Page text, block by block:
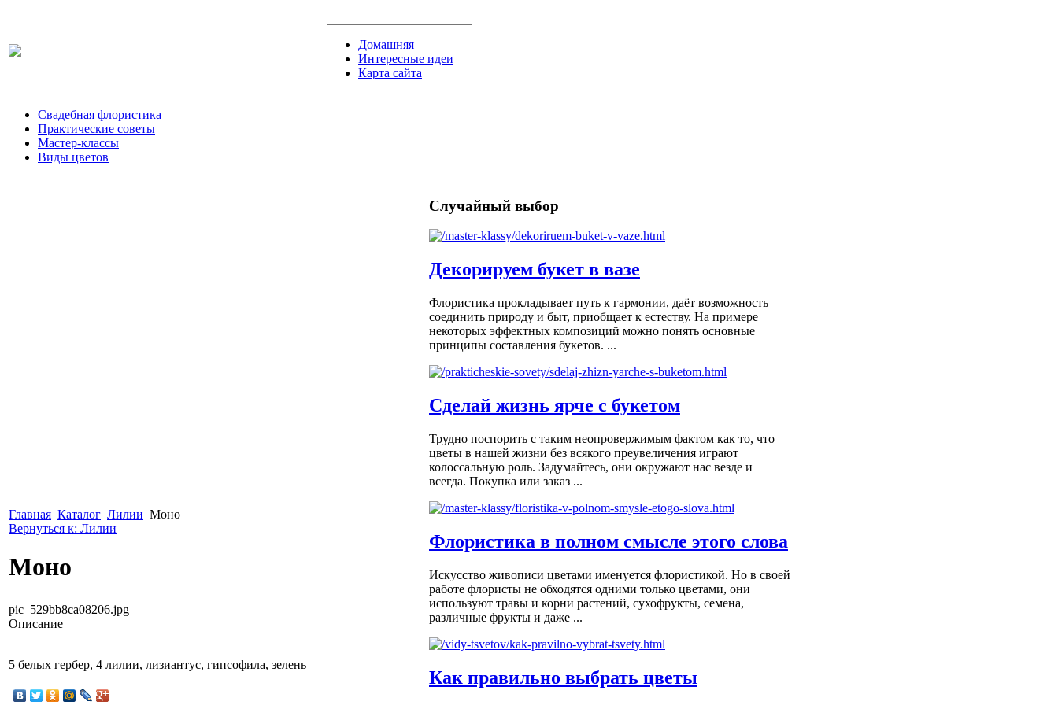
Домашняя
Интересные идеи
Карта сайта
Свадебная флористика
Практические советы
Мастер-классы
Виды цветов
Главная Каталог Лилии Моно
Вернуться к: Лилии
Моно
pic_529bb8ca08206.jpg
Описание
5 белых гербер, 4 лилии, лизиантус, гипсофила, зелень
Случайный выбор
Декорируем букет в вазе
Флористика прокладывает путь к гармонии, даёт возможность
соединить природу и быт, приобщает к естеству. На примере
некоторых эффектных композиций можно понять основные
принципы составления букетов. ...
Сделай жизнь ярче с букетом
Трудно поспорить с таким неопровержимым фактом как то, что
цветы в нашей жизни без всякого преувеличения играют
колоссальную роль. Задумайтесь, они окружают нас везде и
всегда. Покупка или заказ ...
Флористика в полном смысле этого слова
Искусство живописи цветами именуется флористикой. Но в своей
работе флористы не обходятся одними только цветами, они
используют травы и корни растений, сухофрукты, семена,
различные фрукты и даже ...
Как правильно выбрать цветы